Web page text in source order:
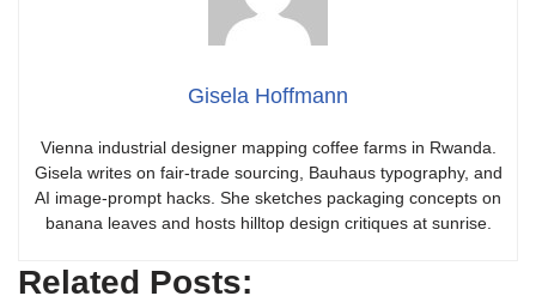
Gisela Hoffmann
Vienna industrial designer mapping coffee farms in Rwanda.
Gisela writes on fair-trade sourcing, Bauhaus typography, and
AI image-prompt hacks. She sketches packaging concepts on
banana leaves and hosts hilltop design critiques at sunrise.
Related Posts: